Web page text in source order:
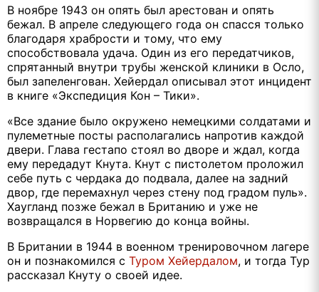
В ноябре 1943 он опять был арестован и опять
бежал. В апреле следующего года он спасся только
благодаря храбрости и тому, что ему
способствовала удача. Один из его передатчиков,
спрятанный внутри трубы женской клиники в Осло,
был запеленгован. Хейердал описывал этот инцидент
в книге «Экспедиция Кон – Тики».
«Все здание было окружено немецкими солдатами и
пулеметные посты располагались напротив каждой
двери. Глава гестапо стоял во дворе и ждал, когда
ему передадут Кнута. Кнут с пистолетом проложил
себе путь с чердака до подвала, далее на задний
двор, где перемахнул через стену под градом пуль».
Хаугланд позже бежал в Британию и уже не
возвращался в Норвегию до конца войны.
В Британии в 1944 в военном тренировочном лагере
он и познакомился с Туром Хейердалом, и тогда Тур
рассказал Кнуту о своей идее.